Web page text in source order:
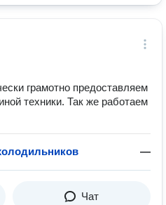
грамотно предоставляем
техники. Так же работаем
—
Чат